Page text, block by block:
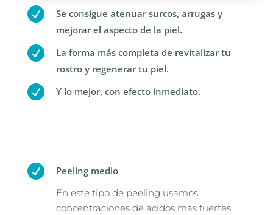

Se consigue atenuar surcos, arrugas y
mejorar el aspecto de la piel.

La forma más completa de revitalizar tu
rostro y regenerar tu piel.
 Y lo mejor, con efecto inmediato.
 Peeling medio
En este tipo de peeling usamos
concentraciones de ácidos más fuertes